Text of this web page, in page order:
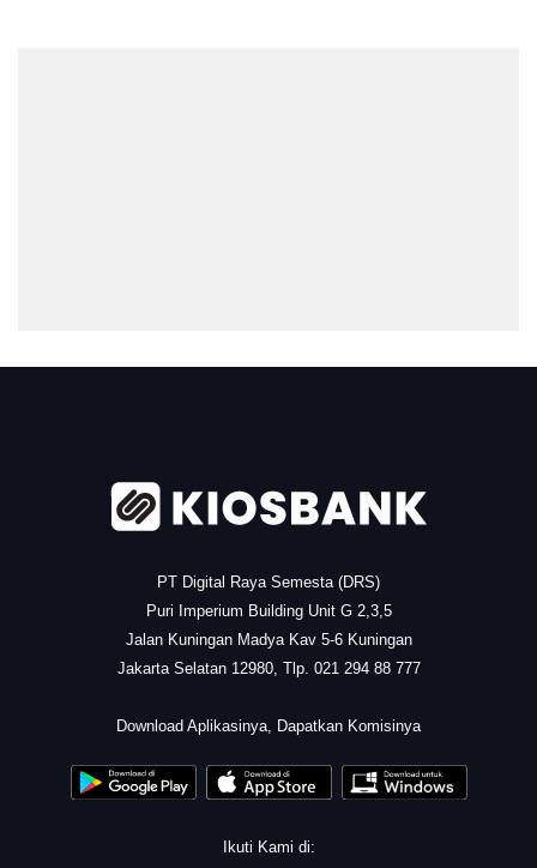
PT Digital Raya Semesta (DRS)
Puri Imperium Building Unit G 2,3,5
Jalan Kuningan Madya Kav 5-6 Kuningan
Jakarta Selatan 12980, Tlp. 021 294 88 777
Download Aplikasinya, Dapatkan Komisinya
Ikuti Kami di: